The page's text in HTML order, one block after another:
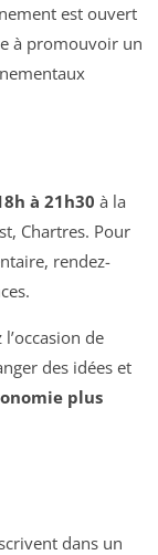
est ouvert
à promouvoir un
à 21h30 à la
Chartres. Pour
rendez-
de
des idées et
plus
dans un